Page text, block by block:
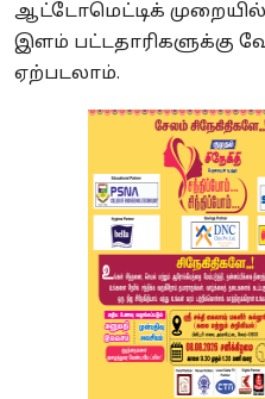
ஆட்டோமெட்டிக்
இளம் பட்டதாரிகளுக்கு
ஏற்படலாம்.